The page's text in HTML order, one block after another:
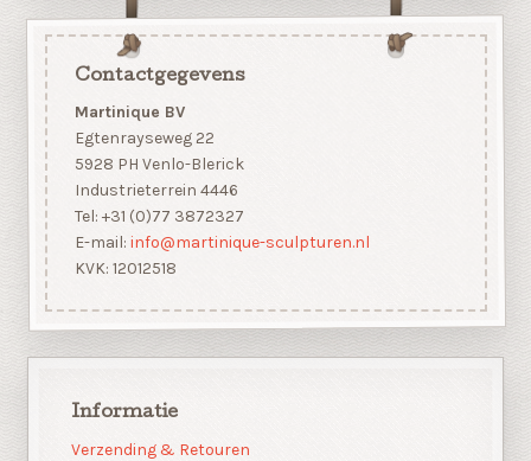
Contactgegevens
Martinique BV
Egtenrayseweg 22
5928 PH Venlo-Blerick
Industrieterrein 4446
Tel: +31 (0)77 3872327
E-mail: info@martinique-sculpturen.nl
KVK: 12012518
Informatie
Verzending & Retouren